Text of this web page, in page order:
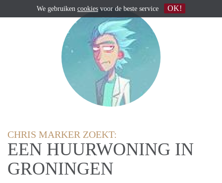
CHRIS MARKER ZOEKT:
EEN HUURWONING IN
GRONINGEN
We gebruiken cookies voor de beste service OK!